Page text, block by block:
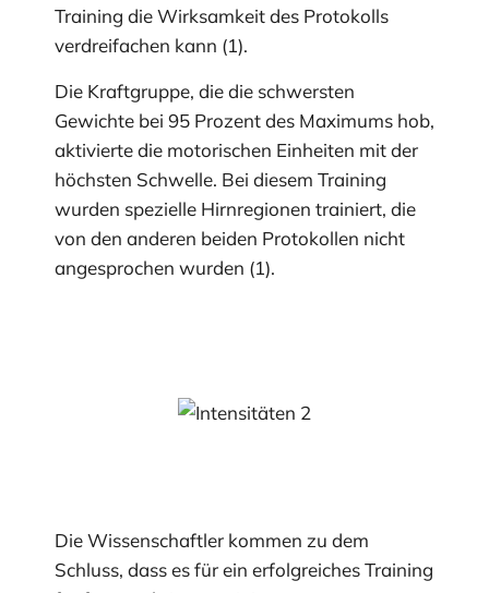
Training die Wirksamkeit des Protokolls
verdreifachen kann (1).
Die Kraftgruppe, die die schwersten
Gewichte bei 95 Prozent des Maximums hob,
aktivierte die motorischen Einheiten mit der
höchsten Schwelle. Bei diesem Training
wurden spezielle Hirnregionen trainiert, die
von den anderen beiden Protokollen nicht
angesprochen wurden (1).
Die Wissenschaftler kommen zu dem
Schluss, dass es für ein erfolgreiches Training